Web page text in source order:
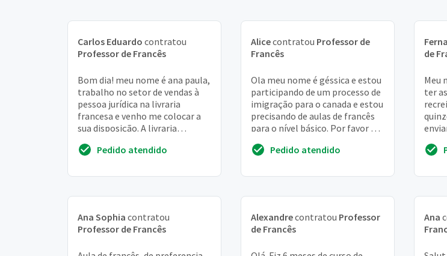
Carlos Eduardo contratou
Professor de Francês
Bom dia! meu nome é ana paula,
trabalho no setor de vendas à
pessoa jurídica na livraria
francesa e venho me colocar a
sua disposição. A livraria
promovendo a cu...
Pedido atendido
Alicecontratou Professor de
Francês
Ola meu nome é géssica e estou
participando de um processo de
imigração para o canada e estou
precisando de aulas de francês
para o nível básico. Por favor me
Pedido atendido
de
Meu
ter
Ana Sophia contratou
Professor de Francês
Alexandrecontratou Professor
de Francês
Ana